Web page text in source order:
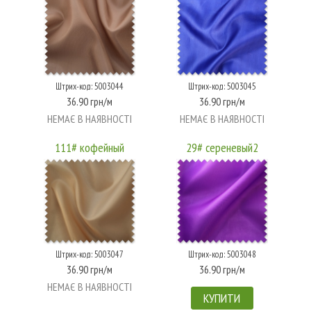
Штрих-код: 5003044
36.90 грн/м
НЕМАЄ В НАЯВНОСТІ
Штрих-код: 5003045
36.90 грн/м
НЕМАЄ В НАЯВНОСТІ
111# кофейный
Штрих-код: 5003047
36.90 грн/м
НЕМАЄ В НАЯВНОСТІ
29# сереневый2
Штрих-код: 5003048
36.90 грн/м
КУПИТИ